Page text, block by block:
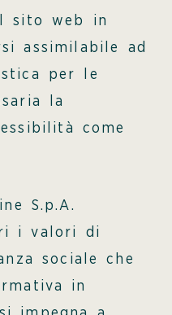
sito web in
assimilabile ad
per le
la
come
S.p.A.
i valori di
sociale che
in